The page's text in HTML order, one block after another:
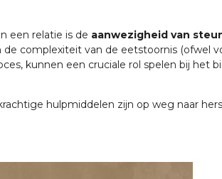
een relatie is de aanwezigheid van
complexiteit van de eetstoornis (ofwel
kunnen een cruciale rol spelen bij het
hulpmiddelen zijn op weg naar